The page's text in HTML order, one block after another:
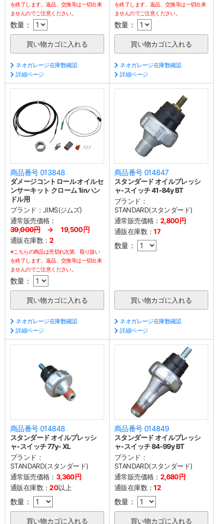
を終了します。返品、交換等は一切出来
ませんのでご注意ください。
数量：
ネオガレージ在庫数確認
詳細ページ
を終了します。返品、交換等は一切出来
ませんのでご注意ください。
数量：
ネオガレージ在庫数確認
詳細ページ
商品番号 013848
ダメージコントロール オイルセ
ンサーキット クローム 1inハン
ドル用
ブランド： JIMS(ジムズ)
通常販売価格：
39,000円→ 19,500円
通販在庫数：2
※こちらの商品は売切れ次第、取り扱い
を終了します。返品、交換等は一切出来
ませんのでご注意ください。
数量：
ネオガレージ在庫数確認
詳細ページ
商品番号 014847
スタンダード オイルプレッシ
ャ-スイッチ 41-84y BT
ブランド：
STANDARD(スタンダード)
通常販売価格： 2,800円
通販在庫数：17
数量：
ネオガレージ在庫数確認
詳細ページ
商品番号 014848
スタンダード オイルプレッシ
ャ-スイッチ 77y- XL
ブランド：
STANDARD(スタンダード)
通常販売価格： 3,360円
通販在庫数：20以上
数量：
商品番号 014849
スタンダード オイルプレッシ
ャ-スイッチ 84-99y BT
ブランド：
STANDARD(スタンダード)
通常販売価格： 2,680円
通販在庫数：12
数量：